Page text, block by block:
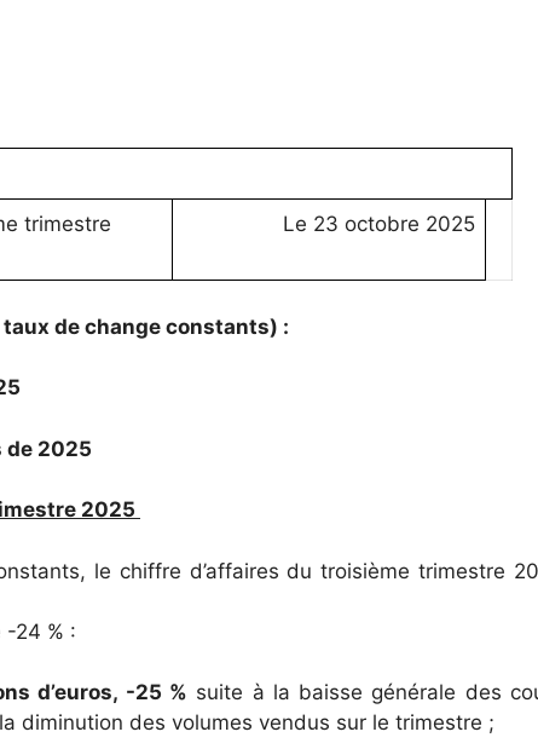
trimestre
Le 23 octobre 2025
de change constants) :
de 2025
2025
le chiffre d’affaires du troisième trimestre
-24 % :
d’euros, -25 % suite à la baisse générale des
diminution des volumes vendus sur le trimestre ;